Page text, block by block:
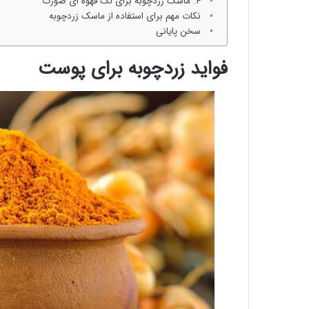
نکات مهم برای استفاده از ماسک زردچوبه
سخن پایانی
فواید زردچوبه برای پوست